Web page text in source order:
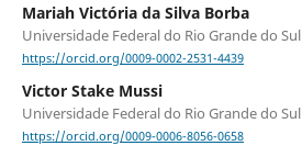
Mariah Victória da Silva Borba
Universidade Federal do Rio Grande do Sul
https://orcid.org/0009-0002-2531-4439
Victor Stake Mussi
Universidade Federal do Rio Grande do Sul
https://orcid.org/0009-0006-8056-0658